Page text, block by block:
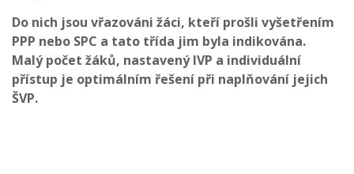
Do nich jsou vřazováni žáci, kteří prošli vyšetřením
PPP nebo SPC a tato třída jim byla indikována.
Malý počet žáků, nastavený IVP a individuální
přístup je optimálním řešení při naplňování jejich
ŠVP.